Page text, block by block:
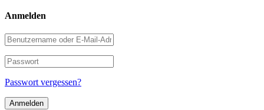
Anmelden
Benutzername
oder
E-
Mail-
Adresse
Passwort
Passwort vergessen?